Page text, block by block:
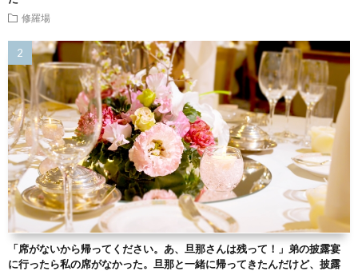
修羅場
「席がないから帰ってください。あ、旦那さんは残って！」弟の披露宴
に行ったら私の席がなかった。旦那と一緒に帰ってきたんだけど、披露